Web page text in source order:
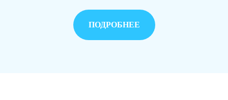
ПОДРОБНЕЕ